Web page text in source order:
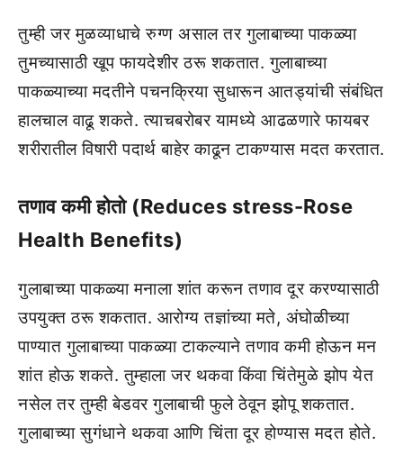
तुम्ही जर मुळव्याधाचे रुग्ण असाल तर गुलाबाच्या पाकळ्या
तुमच्यासाठी खूप फायदेशीर ठरू शकतात. गुलाबाच्या
पाकळ्याच्या मदतीने पचनक्रिया सुधारून आतड्यांची संबंधित
हालचाल वाढू शकते. त्याचबरोबर यामध्ये आढळणारे फायबर
शरीरातील विषारी पदार्थ बाहेर काढून टाकण्यास मदत करतात.
तणाव कमी होतो (Reduces stress-Rose
Health Benefits)
गुलाबाच्या पाकळ्या मनाला शांत करून तणाव दूर करण्यासाठी
उपयुक्त ठरू शकतात. आरोग्य तज्ञांच्या मते, अंघोळीच्या
पाण्यात गुलाबाच्या पाकळ्या टाकल्याने तणाव कमी होऊन मन
शांत होऊ शकते. तुम्हाला जर थकवा किंवा चिंतेमुळे झोप येत
नसेल तर तुम्ही बेडवर गुलाबाची फुले ठेवून झोपू शकतात.
गुलाबाच्या सुगंधाने थकवा आणि चिंता दूर होण्यास मदत होते.